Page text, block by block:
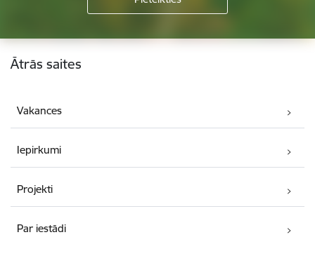
Kājene
Ātrās saites
Vakances
Iepirkumi
Projekti
Par iestādi